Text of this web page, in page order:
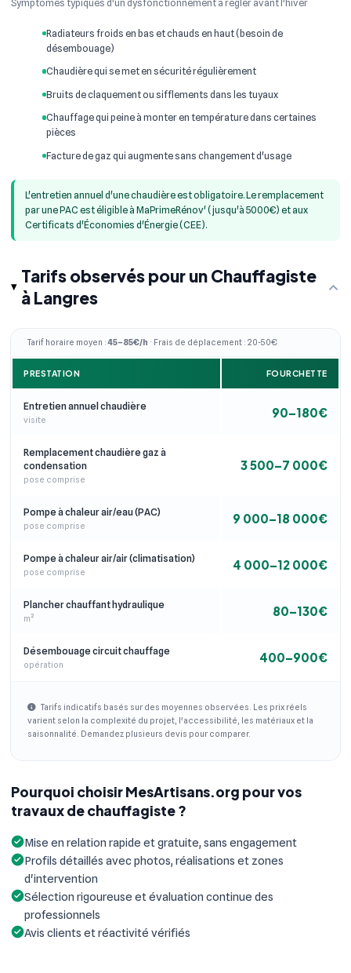
Symptômes typiques d'un dysfonctionnement à régler avant l'hiver
Radiateurs froids en bas et chauds en haut (besoin de
désembouage)
Chaudière qui se met en sécurité régulièrement
Bruits de claquement ou sifflements dans les tuyaux
Chauffage qui peine à monter en température dans certaines
pièces
Facture de gaz qui augmente sans changement d'usage
L'entretien annuel d'une chaudière est obligatoire. Le remplacement
par une PAC est éligible à MaPrimeRénov' (jusqu'à 5000€) et aux
Certificats d'Économies d'Énergie (CEE).
Tarifs observés pour un Chauffagiste
à Langres
Tarif horaire moyen :45–85€/h · Frais de déplacement : 20-50€
PRESTATION FOURCHETTE
Entretien annuel chaudière
visite 90–180€
Remplacement chaudière gaz à
condensation
pose comprise
3 500–7 000€
Pompe à chaleur air/eau (PAC)
pose comprise 9 000–18 000€
Pompe à chaleur air/air (climatisation)
pose comprise 4 000–12 000€
Plancher chauffant hydraulique
m² 80–130€
Désembouage circuit chauffage
opération 400–900€
Tarifs indicatifs basés sur des moyennes observées. Les prix réels
varient selon la complexité du projet, l'accessibilité, les matériaux et la
saisonnalité. Demandez plusieurs devis pour comparer.
Pourquoi choisir MesArtisans.org pour vos
travaux de chauffagiste ?
Mise en relation rapide et gratuite, sans engagement
Profils détaillés avec photos, réalisations et zones
d'intervention
Sélection rigoureuse et évaluation continue des
professionnels
Avis clients et réactivité vérifiés